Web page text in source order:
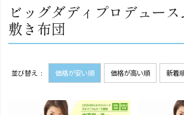
ビッグダディプロデュー
敷き布団
並び替え 価格が安い順 価格が高い順 新着